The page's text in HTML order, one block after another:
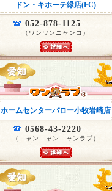
ドン・キホーテ緑店(FC)
052-878-1125
（ワンワンニャンコ）
ホームセンターバロー小牧岩崎店
0568-43-2220
（ニャンニャンニャンラブ）